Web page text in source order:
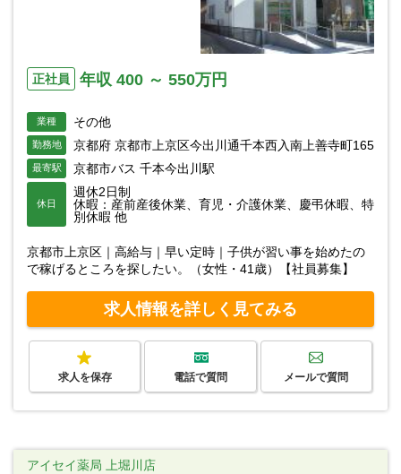
正社員 年収 400 ～ 550万円
業種 その他
勤務地 京都府 京都市上京区今出川通千本西入南上善寺町165
最寄駅 京都市バス 千本今出川駅
休日
週休2日制
休暇：産前産後休業、育児・介護休業、慶弔休暇、特
別休暇 他
京都市上京区｜高給与｜早い定時｜子供が習い事を始めたの
で稼げるところを探したい。（女性・41歳）【社員募集】
求人情報を詳しく見てみる
求人を保存 電話で質問 メールで質問
アイセイ薬局 上堀川店